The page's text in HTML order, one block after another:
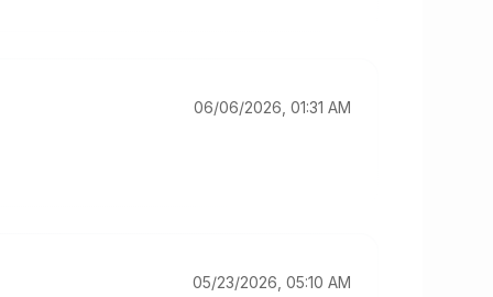
06/06/2026, 01:31 AM
05/23/2026, 05:10 AM